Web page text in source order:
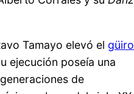
Tamayo elevó el güiro
ejecución poseía una
de